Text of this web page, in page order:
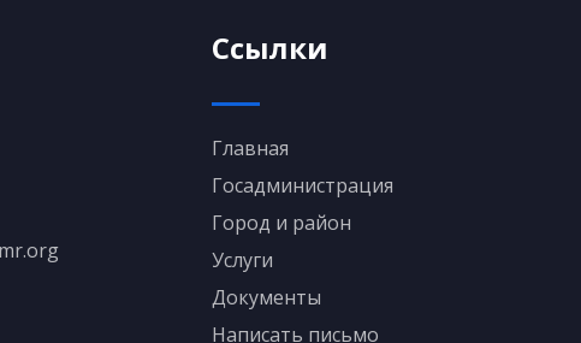
Ссылки
Главная
Госадминистрация
Город и район
Услуги
Документы
Написать письмо